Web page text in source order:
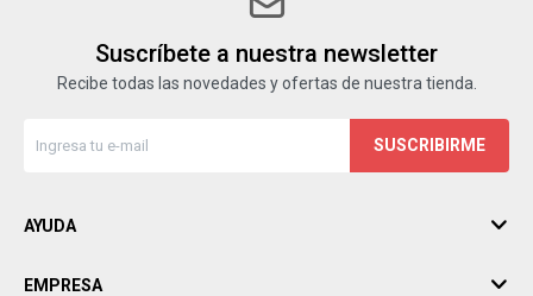
Suscríbete a nuestra newsletter
Recibe todas las novedades y ofertas de nuestra tienda.
SUSCRIBIRME
AYUDA
EMPRESA